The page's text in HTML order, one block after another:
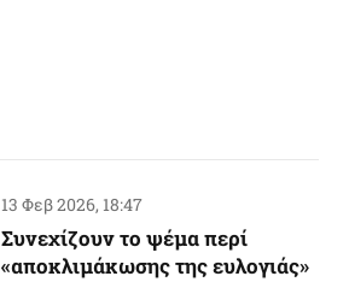
13 Φεβ 2026, 18:47
Συνεχίζουν το ψέμα περί
«αποκλιμάκωσης της ευλογιάς»